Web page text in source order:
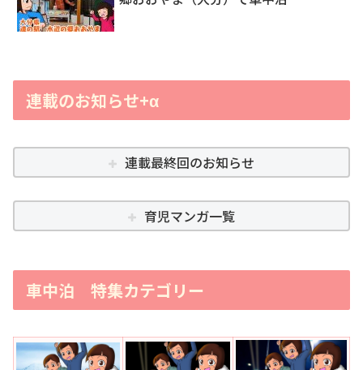
連載のお知らせ+α
連載最終回のお知らせ
育児マンガ一覧
車中泊 特集カテゴリー